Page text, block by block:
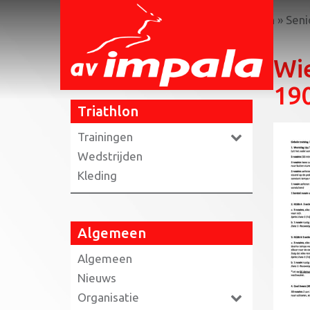
Triathlon» Trainingen triathlon »
Triathlon
Trainingen
Wedstrijden
Kleding
Algemeen
Algemeen
Nieuws
Organisatie